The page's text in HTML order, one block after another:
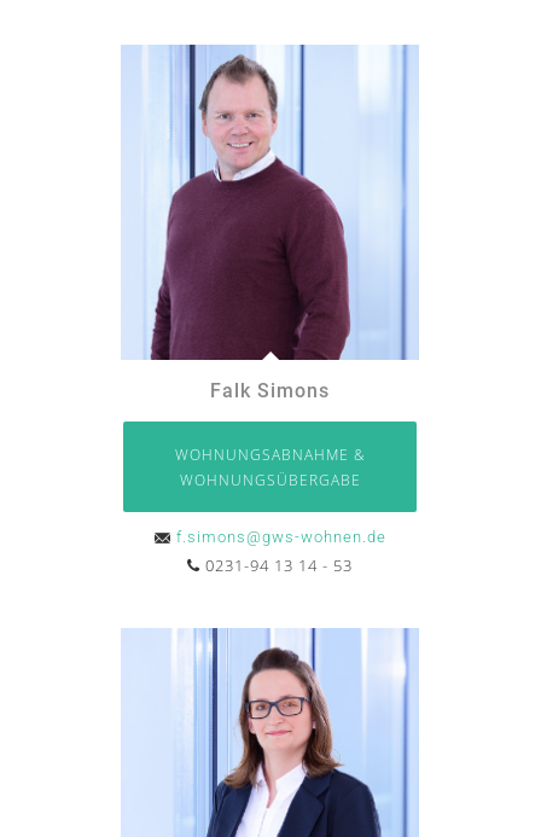
Falk Simons
WOHNUNGSABNAHME &
WOHNUNGSÜBERGABE
f.simons@gws-wohnen.de
0231-94 13 14 - 53